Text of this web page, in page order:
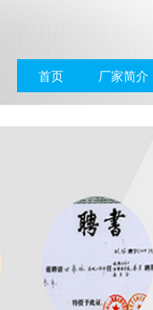
首页 厂家简介